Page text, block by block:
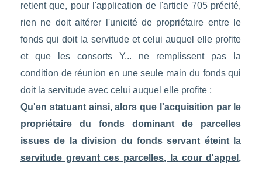
retient que, pour l'application de l'article 705 précité,
rien ne doit altérer l'unicité de propriétaire entre le
fonds qui doit la servitude et celui auquel elle profite
et que les consorts Y... ne remplissent pas la
condition de réunion en une seule main du fonds qui
doit la servitude avec celui auquel elle profite ;
Qu'en statuant ainsi, alors que l'acquisition par le
propriétaire du fonds dominant de parcelles
issues de la division du fonds servant éteint la
servitude grevant ces parcelles, la cour d'appel,